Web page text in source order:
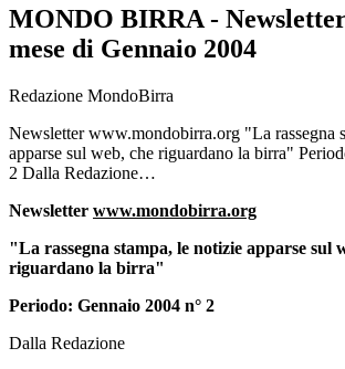
MONDO BIRRA -
mese di Gennaio 2004
Redazione MondoBirra
Newsletter www.mondobirra.org "La rassegna
apparse sul web, che riguardano la birra"
2 Dalla Redazione…
Newsletter www.mondobirra.org
"La rassegna stampa, le notizie apparse sul
riguardano la birra"
Periodo: Gennaio 2004 n° 2
Dalla Redazione